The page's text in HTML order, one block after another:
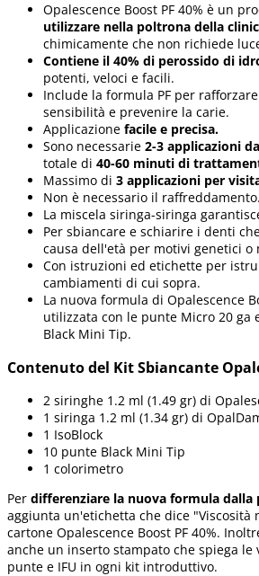
Opalescence Boost PF 40% è un
utilizzare nella poltrona della
chimicamente che non richiede
Contiene il 40% di perossido di
potenti, veloci e facili.
Include la formula PF per
sensibilità e prevenire la carie.
Applicazione facile e precisa.
Sono necessarie 2-3 applicazioni
totale di 40-60 minuti di
Massimo di 3 applicazioni per
Non è necessario il raffreddamento.
La miscela siringa-siringa
Per sbiancare e schiarire i denti
causa dell'età per motivi genetici o
Con istruzioni ed etichette per
cambiamenti di cui sopra.
La nuova formula di Opalescence
utilizzata con le punte Micro 20 ga
Black Mini Tip.
Contenuto del Kit Sbiancante
2 siringhe 1.2 ml (1.49 gr) di
1 siringa 1.2 ml (1.34 gr) di
1 IsoBlock
10 punte Black Mini Tip
1 colorimetro
Per differenziare la nuova formula dalla
aggiunta un'etichetta che dice
cartone Opalescence Boost PF 40%.
anche un inserto stampato che spiega le
punte e IFU in ogni kit introduttivo.